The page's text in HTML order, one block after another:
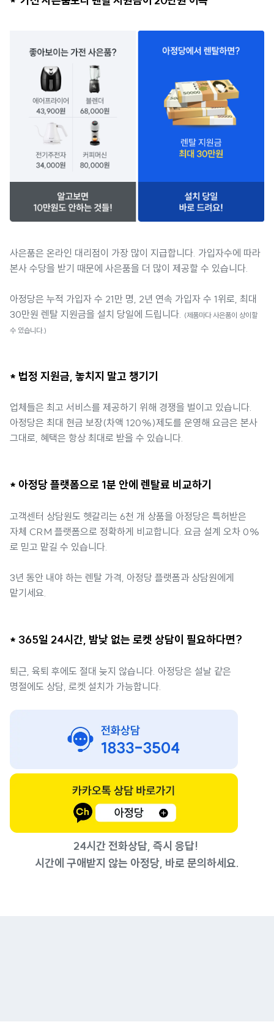
사은품은 온라인 대리점이 가장 많이 지급합니다. 가입자수에 따라
본사 수당을 받기 때문에 사은품을 더 많이 제공할 수 있습니다.
아정당은 누적 가입자 수 21만 명, 2년 연속 가입자 수 1위로, 최대
30만원 렌탈 지원금을 설치 당일에 드립니다. (제품마다 사은품이 상이할
수 있습니다.)
* 법정 지원금, 놓치지 말고 챙기기
업체들은 최고 서비스를 제공하기 위해 경쟁을 벌이고 있습니다.
아정당은 최대 현금 보장(차액 120%)제도를 운영해 요금은 본사
그대로, 혜택은 항상 최대로 받을 수 있습니다.
* 아정당 플랫폼으로 1분 안에 렌탈료 비교하기
고객센터 상담원도 헷갈리는 6천 개 상품을 아정당은 특허받은
자체 CRM 플랫폼으로 정확하게 비교합니다. 요금 설계 오차 0%
로 믿고 맡길 수 있습니다.
3년 동안 내야 하는 렌탈 가격, 아정당 플랫폼과 상담원에게
맡기세요.
* 365일 24시간, 밤낮 없는 로켓 상담이 필요하다면?
퇴근, 육퇴 후에도 절대 늦지 않습니다. 아정당은 설날 같은
명절에도 상담, 로켓 설치가 가능합니다.
24시간 전화상담, 즉시 응답!
시간에 구애받지 않는 아정당, 바로 문의하세요.